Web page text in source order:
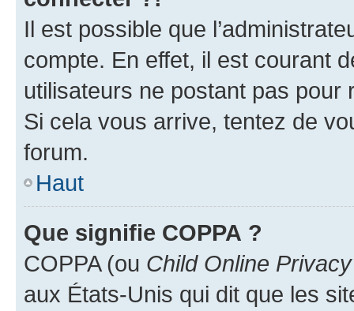
Il est possible que
compte. En effet, il est courant
utilisateurs ne postant pas pour
Si cela vous arrive, tentez de
forum.
Haut
Que signifie COPPA ?
COPPA (ou Child Online
aux États-Unis qui dit que les